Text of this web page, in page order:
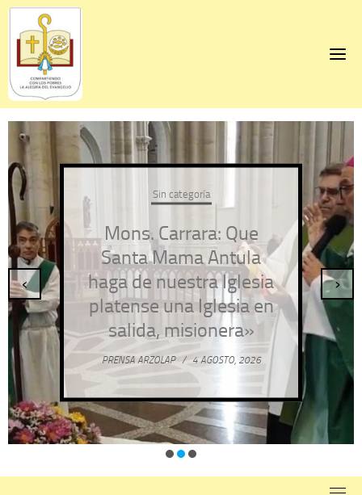
Skip
content
Sin categoría
Mons. Carrara: Que
Santa Mama Antula
haga de nuestra Iglesia
platense una Iglesia en
salida, misionera»
PRENSA ARZOLAP / 4 AGOSTO, 2026
‹ ›